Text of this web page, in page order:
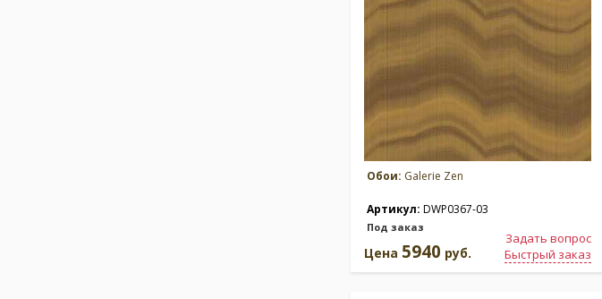
Обои: Galerie Zen
Артикул: DWP0367-03
Под заказ
Задать вопрос
Быстрый заказ
Цена 5940 руб.